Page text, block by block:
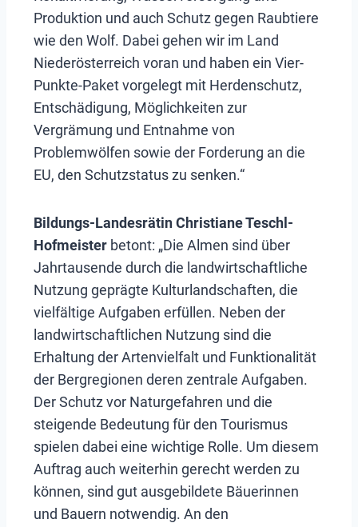
Produktion und auch Schutz gegen Raubtiere
wie den Wolf. Dabei gehen wir im Land
Niederösterreich voran und haben ein Vier-
Punkte-Paket vorgelegt mit Herdenschutz,
Entschädigung, Möglichkeiten zur
Vergrämung und Entnahme von
Problemwölfen sowie der Forderung an die
EU, den Schutzstatus zu senken.“
Bildungs-Landesrätin Christiane Teschl-
Hofmeister betont: „Die Almen sind über
Jahrtausende durch die landwirtschaftliche
Nutzung geprägte Kulturlandschaften, die
vielfältige Aufgaben erfüllen. Neben der
landwirtschaftlichen Nutzung sind die
Erhaltung der Artenvielfalt und Funktionalität
der Bergregionen deren zentrale Aufgaben.
Der Schutz vor Naturgefahren und die
steigende Bedeutung für den Tourismus
spielen dabei eine wichtige Rolle. Um diesem
Auftrag auch weiterhin gerecht werden zu
können, sind gut ausgebildete Bäuerinnen
und Bauern notwendig. An den